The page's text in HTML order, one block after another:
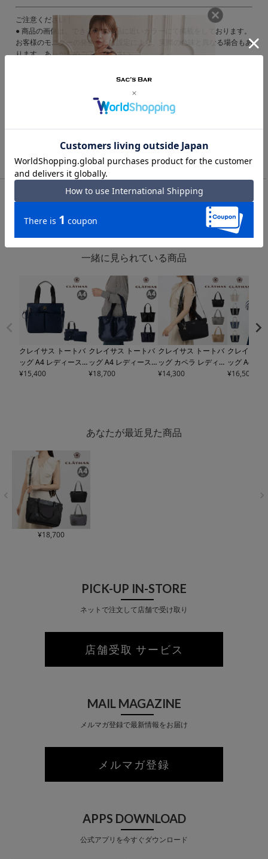
レディース
トートバッグ｜レディース
クレイサス トートバッグ A4 メイティ レディース 190590 CLAT
HAS 2WAY ショルダーバッグ 通勤
ご注意ください｜
● 商品の画像は、できるだけ商品に近いカラーにて掲載をしております。
お客様のモニターの発色または設定により、実際の色味と異なる場合もあ
ります。あらかじめご了承ください。
の個体差により、若干サイズのばらつきがあります。サイズはあくまでも
● 天然皮革・素材を使用している商品によっては、天然素材の特性上、部
位により風合いやシミ・シワ感や焦げ、濃淡など多少の個体差がある場合
一緒に見られている商品
クレイサス トートバ
ッグ A4 レディース
フレイム
¥15,400
クレイサス トートバ
ッグ A4 レディース
パスカル
¥18,700
クレイサス トートバ
ッグ カペラ レディー
ス 189559 CLATHAS
¥14,300
クレイサス
ッグ A4 レ
89840 グラ
¥16,500
あなたが最近見た商品
¥18,700
PICK-UP IN-STORE
ネットで注文して店舗で受け取り
店舗受取 サービス
MAIL MAGAZINE
メルマガ登録で最新情報をお届け
メルマガ登録
APPS DOWNLOAD
公式アプリを今すぐダウンロード